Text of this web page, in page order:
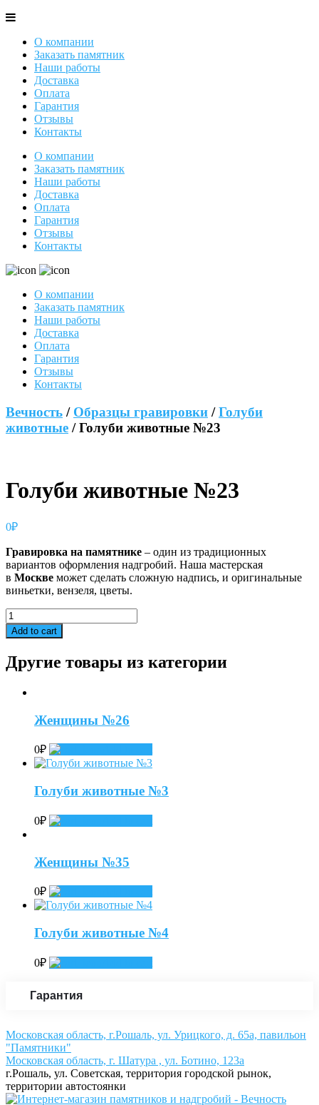
О компании
Заказать памятник
Наши работы
Доставка
Оплата
Гарантия
Отзывы
Контакты
О компании
Заказать памятник
Наши работы
Доставка
Оплата
Гарантия
Отзывы
Контакты
О компании
Заказать памятник
Наши работы
Доставка
Оплата
Гарантия
Отзывы
Контакты
Вечность / Образцы гравировки /Голуби
животные / Голуби животные №23
Голуби животные №23
0₽
Гравировка на памятнике – один из традиционных
вариантов оформления надгробий. Наша мастерская
в Москве может сделать сложную надпись, и оригинальные
виньетки, вензеля, цветы.
Голуби
животные
№23
Add to cart
Другие товары из категории
Женщины №26
0₽
Голуби животные №3
0₽
Женщины №35
0₽
Голуби животные №4
0₽
Гарантия
Московская область, г.Рошаль, ул. Урицкого, д. 65а, павильон
"Памятники"
Московская область, г. Шатура , ул. Ботино, 123а
г.Рошаль, ул. Советская, территория городской рынок,
территории автостоянки